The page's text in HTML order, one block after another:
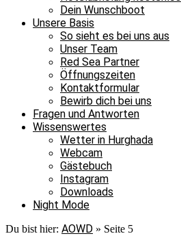
Dein Wunschboot
Unsere Basis
So sieht es bei uns aus
Unser Team
Red Sea Partner
Öffnungszeiten
Kontaktformular
Bewirb dich bei uns
Fragen und Antworten
Wissenswertes
Wetter in Hurghada
Webcam
Gästebuch
Instagram
Downloads
Night Mode
Du bist hier: AOWD » Seite 5